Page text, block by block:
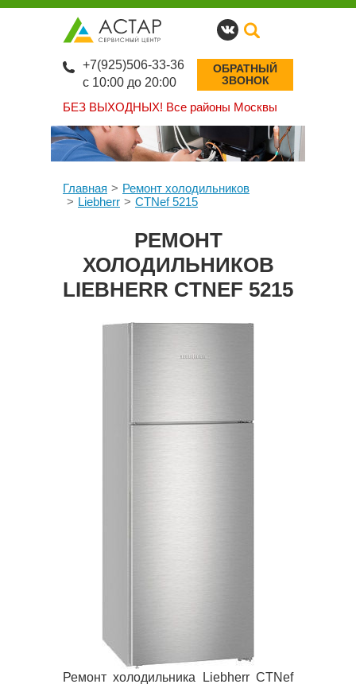
БЕЗ ВЫХОДНЫХ! Все районы Москвы
+7(925)506-33-36
с 10:00 до 20:00
ОБРАТНЫЙ
ЗВОНОК
Главная
Ремонт холодильников
Liebherr
CTNef 5215
РЕМОНТ
ХОЛОДИЛЬНИКОВ
LIEBHERR CTNEF 5215
Ремонт холодильника Liebherr CTNef